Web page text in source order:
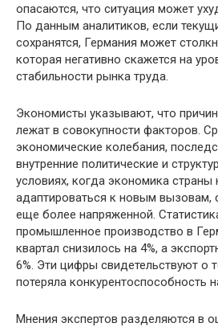
опасаются, что ситуация может
По данным аналитиков, если
сохранятся, Германия может
которая негативно скажется на
стабильности рынка труда.
Экономисты указывают, что
лежат в совокупности факторов.
экономические колебания,
внутренние политические и
условиях, когда экономика
адаптироваться к новым вызовам,
еще более напряженной.
промышленное производство в
квартал снизилось на 4%, а
6%. Эти цифры свидетельствуют о
потеряла конкурентоспособность
Мнения экспертов разделяются в